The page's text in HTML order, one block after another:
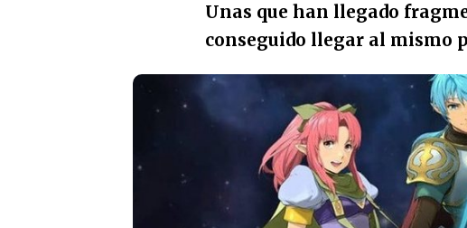
Unas que han llegado
conseguido llegar al mismo